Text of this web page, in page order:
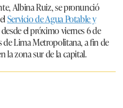
Albina Ruiz, se pronunció
Servicio de Agua Potable y
desde el próximo viernes 6 de
Lima Metropolitana, a fin de
la zona sur de la capital.